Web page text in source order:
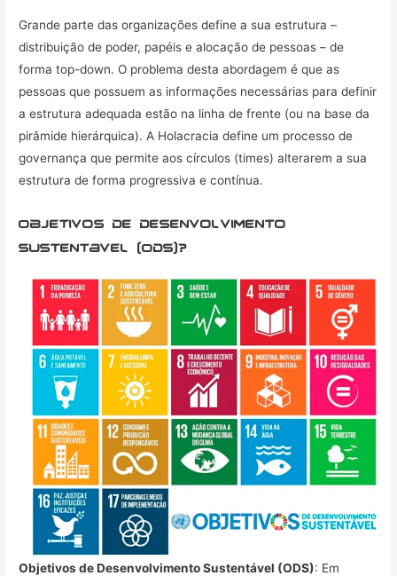
Grande parte das organizações define a sua estrutura –
distribuição de poder, papéis e alocação de pessoas – de
forma top-down. O problema desta abordagem é que as
pessoas que possuem as informações necessárias para definir
a estrutura adequada estão na linha de frente (ou na base da
pirâmide hierárquica). A Holacracia define um processo de
governança que permite aos círculos (times) alterarem a sua
estrutura de forma progressiva e contínua.
Objetivos de Desenvolvimento
Sustentavel (ODS)?
Objetivos de Desenvolvimento Sustentável (ODS): Em